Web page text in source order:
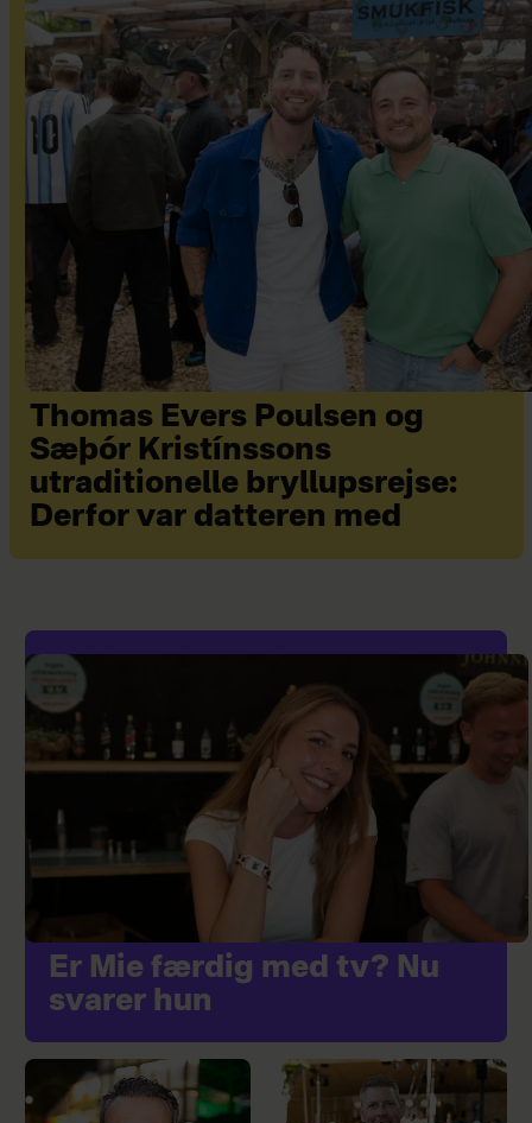
Thomas Evers Poulsen og
Sæþór Kristínssons
utraditionelle bryllupsrejse:
Derfor var datteren med
Er Mie færdig med tv? Nu
svarer hun